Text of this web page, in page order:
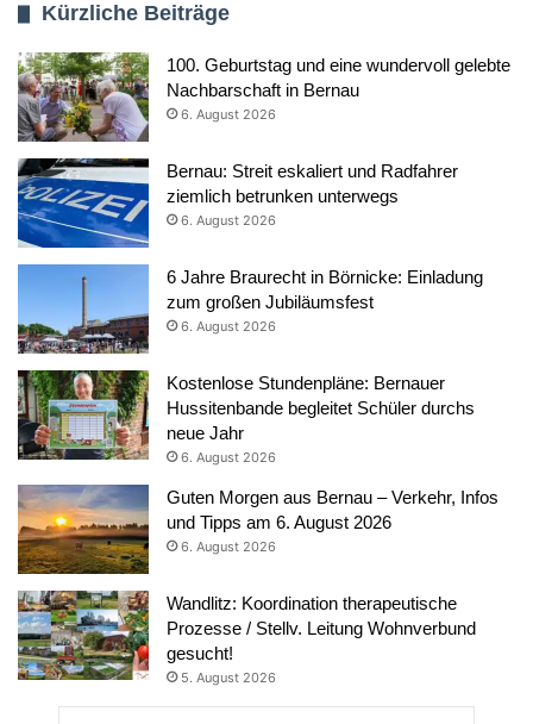
Kürzliche Beiträge
100. Geburtstag und eine wundervoll gelebte
Nachbarschaft in Bernau
6. August 2026
Bernau: Streit eskaliert und Radfahrer
ziemlich betrunken unterwegs
6. August 2026
6 Jahre Braurecht in Börnicke: Einladung
zum großen Jubiläumsfest
6. August 2026
Kostenlose Stundenpläne: Bernauer
Hussitenbande begleitet Schüler durchs
neue Jahr
6. August 2026
Guten Morgen aus Bernau – Verkehr, Infos
und Tipps am 6. August 2026
6. August 2026
Wandlitz: Koordination therapeutische
Prozesse / Stellv. Leitung Wohnverbund
gesucht!
5. August 2026